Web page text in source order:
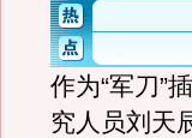
作为“军刀”
究人员刘天